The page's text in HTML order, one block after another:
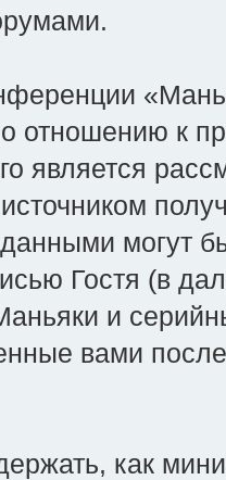
отношению к
является
могут
Гостя (в
и
вами
как